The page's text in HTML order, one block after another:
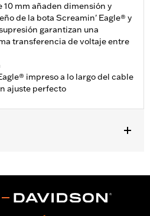
10 mm añaden dimensión y
de la bota Screamin' Eagle® y
garantizan una
transferencia de voltaje entre
impreso a lo largo del cable
ajuste perfecto